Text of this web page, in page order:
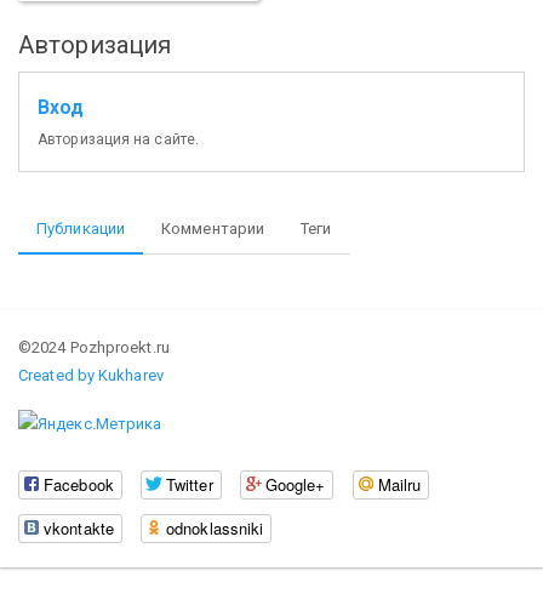
Авторизация
Вход
Авторизация на сайте.
Публикации Комментарии Теги
©2024 Pozhproekt.ru
Created by Kukharev
Facebook Twitter Google+
Mailru
vkontakte
odnoklassniki